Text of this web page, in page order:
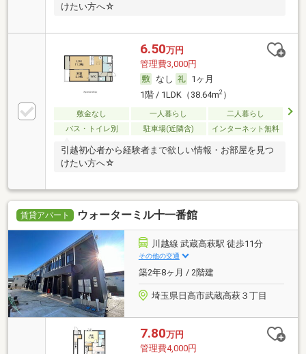
けたい方へ☆
6.50万円
管理費3,000円
なし
1ヶ月
1階 / 1LDK（38.64m2）
敷金なし 一人暮らし
二人暮らし
バス・トイレ別
駐車場(近隣含) インターネット無料
引越初心者から経験者まで欲しい情報・お部屋を見つ
けたい方へ☆
賃貸アパート ウォーターミル十一番館
川越線 武蔵高萩駅 徒歩11分
その他の交通
築2年8ヶ月 / 2階建
埼玉県日高市武蔵高萩３丁目
7.80万円
管理費4,000円